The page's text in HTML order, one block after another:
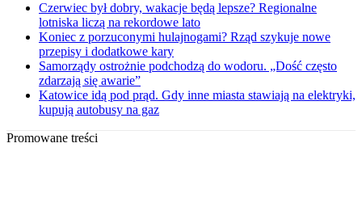
Czerwiec był dobry, wakacje będą lepsze? Regionalne
lotniska liczą na rekordowe lato
Koniec z porzuconymi hulajnogami? Rząd szykuje nowe
przepisy i dodatkowe kary
Samorządy ostrożnie podchodzą do wodoru. „Dość często
zdarzają się awarie”
Katowice idą pod prąd. Gdy inne miasta stawiają na elektryki,
kupują autobusy na gaz
Promowane treści